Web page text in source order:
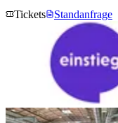
Tickets
Standanfrage